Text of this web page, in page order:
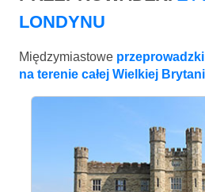
LONDYNU
Międzymiastowe
na terenie całej Wielkiej